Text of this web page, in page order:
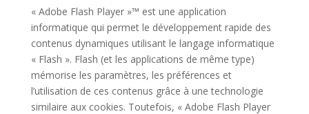
« Adobe Flash Player »™ est une application
informatique qui permet le développement rapide des
contenus dynamiques utilisant le langage informatique
« Flash ». Flash (et les applications de même type)
mémorise les paramètres, les préférences et
l’utilisation de ces contenus grâce à une technologie
similaire aux cookies. Toutefois, « Adobe Flash Player